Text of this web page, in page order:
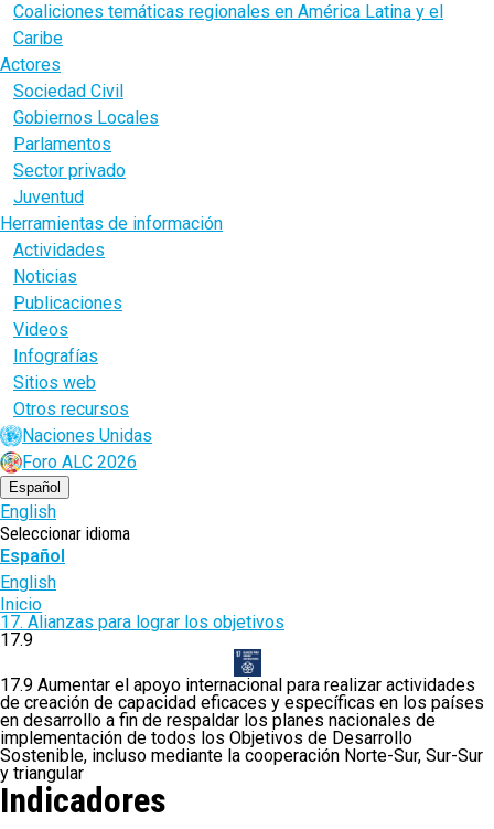
Coaliciones temáticas regionales en América Latina y el
Caribe
Actores
Sociedad Civil
Gobiernos Locales
Parlamentos
Sector privado
Juventud
Herramientas de información
Actividades
Noticias
Publicaciones
Videos
Infografías
Sitios web
Otros recursos
Naciones Unidas
Foro ALC 2026
Español
English
Seleccionar idioma
Español
English
Ruta
de
navegación
Inicio
17. Alianzas para lograr los objetivos
17.9
17.9 Aumentar el apoyo internacional para realizar actividades
de creación de capacidad eficaces y específicas en los países
en desarrollo a fin de respaldar los planes nacionales de
implementación de todos los Objetivos de Desarrollo
Sostenible, incluso mediante la cooperación Norte-Sur, Sur-Sur
y triangular
Indicadores